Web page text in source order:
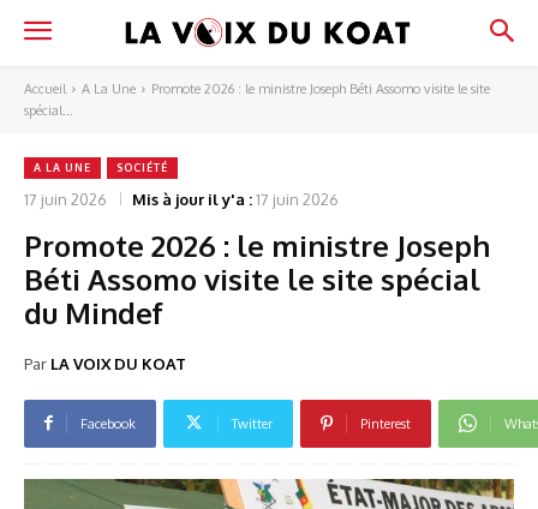
Accueil A La Une
Promote 2026 : le ministre Joseph Béti Assomo visite le site
spécial...
A LA UNE SOCIÉTÉ
17 juin 2026 Mis à jour il y'a :17 juin 2026
Promote 2026 : le ministre Joseph
Béti Assomo visite le site spécial
du Mindef
Par LA VOIX DU KOAT
Facebook Twitter Pinterest